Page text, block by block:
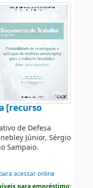
[recurso
de Defesa
Júnior, Sérgio
Sampaio.
acessar online